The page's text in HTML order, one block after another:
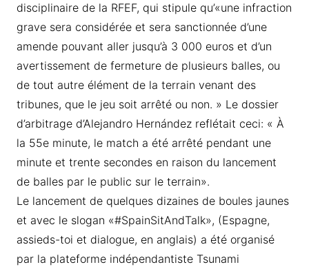
disciplinaire de la RFEF, qui stipule qu’«une infraction
grave sera considérée et sera sanctionnée d’une
amende pouvant aller jusqu’à 3 000 euros et d’un
avertissement de fermeture de plusieurs balles, ou
de tout autre élément de la terrain venant des
tribunes, que le jeu soit arrêté ou non. » Le dossier
d’arbitrage d’Alejandro Hernández reflétait ceci: « À
la 55e minute, le match a été arrêté pendant une
minute et trente secondes en raison du lancement
de balles par le public sur le terrain».
Le lancement de quelques dizaines de boules jaunes
et avec le slogan «#SpainSitAndTalk», (Espagne,
assieds-toi et dialogue, en anglais) a été organisé
par la plateforme indépendantiste Tsunami